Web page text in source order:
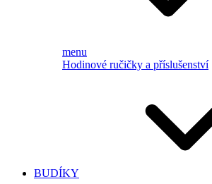
menu
Hodinové ručičky a příslušenství
BUDÍKY